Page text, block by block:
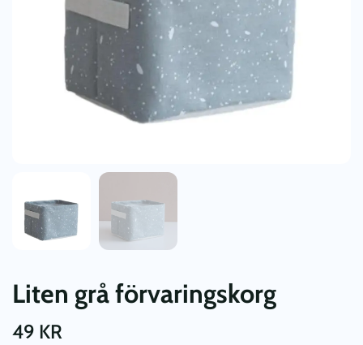
Liten grå förvaringskorg
49 KR